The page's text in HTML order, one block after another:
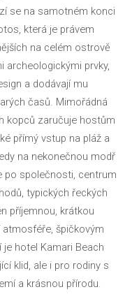
se na samotném konci
která je právem
na celém ostrově
archeologickými prvky,
a dodávají mu
časů. Mimořádná
kopců zaručuje hostům
přímý vstup na pláž a
na nekonečnou modř
po společnosti, centrum
typických řeckých
příjemnou, krátkou
špičkovým
hotel Kamari Beach
klid, ale i pro rodiny s
a krásnou přírodu.